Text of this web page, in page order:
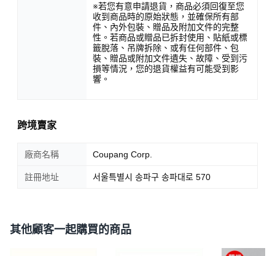
※若您有意申請退貨，商品必須回復至您
收到商品時的原始狀態，並確保所有部
件、內外包裝、贈品及附加文件的完整
性。若商品或贈品已拆封使用、貼紙或標
籤脫落、吊牌拆除、或有任何部件、包
裝、贈品或附加文件遺失、故障、受到污
損等情況，您的退貨權益有可能受到影
響。
跨境賣家
廠商名稱 Coupang Corp.
註冊地址 서울특별시 송파구 송파대로 570
其他顧客一起購買的商品